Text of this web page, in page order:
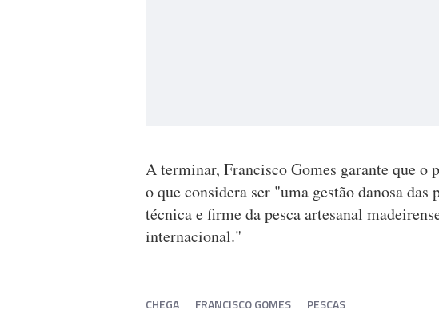
A terminar, Francisco Gomes garante que
o que considera ser "uma gestão danosa das
técnica e firme da pesca artesanal
internacional."
CHEGA FRANCISCO GOMES PESCAS